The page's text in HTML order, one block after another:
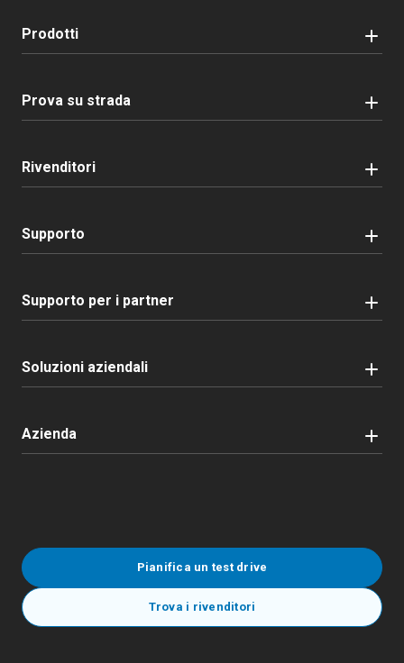
Prodotti
Prova su strada
Rivenditori
Supporto
Supporto per i partner
Soluzioni aziendali
Azienda
Pianifica un test drive
Trova i rivenditori